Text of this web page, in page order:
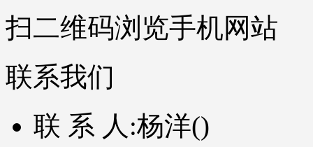
扫二维码浏览手机网站
联系我们
联 系 人:杨洋()